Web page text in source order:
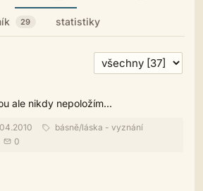
29 statistiky
ale nikdy nepoložím...
básně/láska - vyznání
0